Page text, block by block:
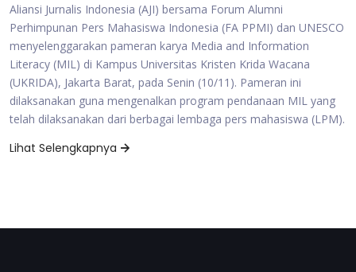
Aliansi Jurnalis Indonesia (AJI) bersama Forum Alumni
Perhimpunan Pers Mahasiswa Indonesia (FA PPMI) dan UNESCO
menyelenggarakan pameran karya Media and Information
Literacy (MIL) di Kampus Universitas Kristen Krida Wacana
(UKRIDA), Jakarta Barat, pada Senin (10/11). Pameran ini
dilaksanakan guna mengenalkan program pendanaan MIL yang
telah dilaksanakan dari berbagai lembaga pers mahasiswa (LPM).
Lihat Selengkapnya